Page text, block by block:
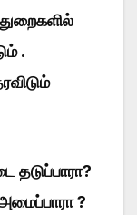
.
தடுப்பாரா?
?